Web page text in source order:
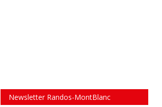
Newsletter Randos-MontBlanc